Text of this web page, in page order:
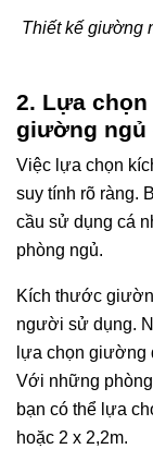
Thiết kế giường
2. Lựa
giường ngủ
Việc lựa chọn
suy tính rõ ràng.
cầu sử dụng cá
phòng ngủ.
Kích thước
người sử dụng.
lựa chọn giường
Với những
bạn có thể lựa
hoặc 2 x 2,2m.